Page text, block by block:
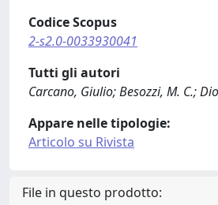
Codice Scopus
2-s2.0-0033930041
Tutti gli autori
Carcano, Giulio; Besozzi, M. C.;
Appare nelle tipologie:
Articolo su Rivista
File in questo prodotto: